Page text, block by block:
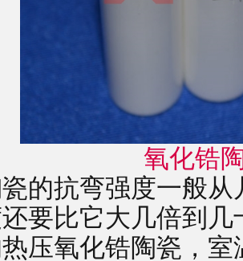
氧化锆
的抗弯强度一般
要比它大几倍到
压氧化锆陶瓷，